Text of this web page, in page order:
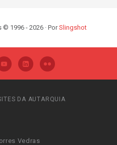
1996 - 2026 · PorSlingshot
DA AUTARQUIA
Vedras